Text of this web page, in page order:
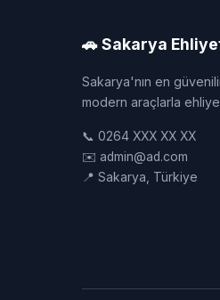
🚗 Sakarya
Sakarya'nın en
modern araçlarla
📞 0264 XXX XX XX
✉️ admin@ad.com
📍 Sakarya, Türkiye